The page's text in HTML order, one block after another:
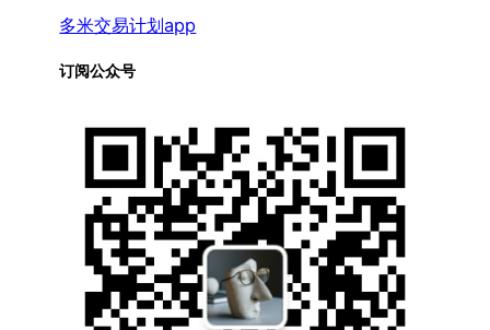
多米交易计划app
订阅公众号